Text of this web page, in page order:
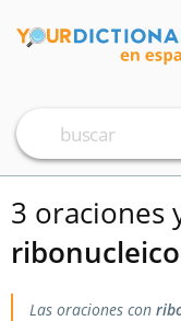
3 oraciones
ribonucleico
Las oraciones con